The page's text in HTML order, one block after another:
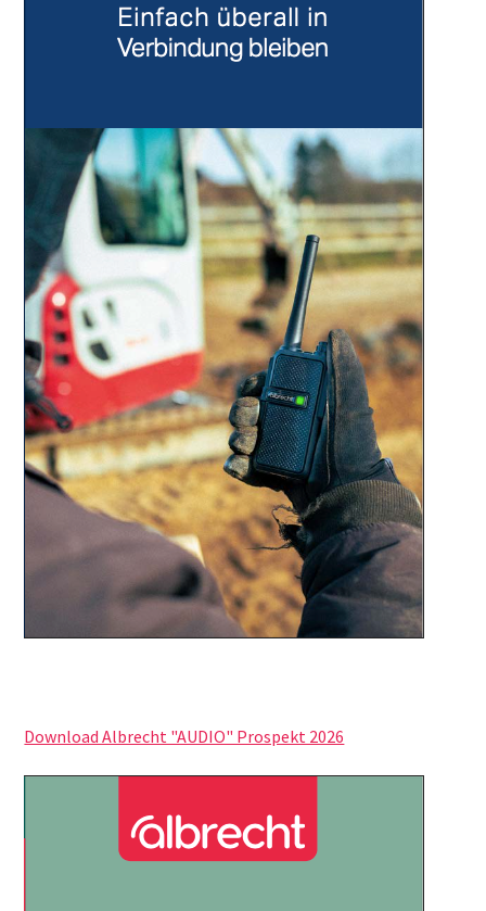
Download Albrecht "AUDIO" Prospekt 2026